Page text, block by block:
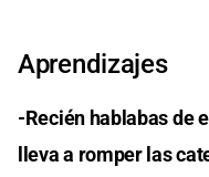
Aprendizajes
-Recién hablabas de
lleva a romper las